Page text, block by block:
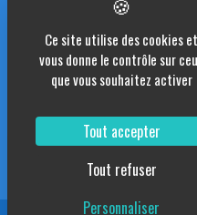
Place
70290
03
Ce site utilise des cookies et
vous donne le contrôle sur
que vous souhaitez activer
Tout accepter
Tout refuser
Personnaliser